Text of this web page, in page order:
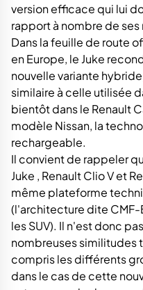
version efficace qui lui
rapport à nombre de ses
Dans la feuille de route
en Europe, le Juke
nouvelle variante
similaire à celle utilisée
bientôt dans le Renault
modèle Nissan, la
rechargeable.
Il convient de rappeler
Juke , Renault Clio V et
même plateforme
(l'architecture dite
les SUV). Il n'est donc
nombreuses similitudes
compris les différents
dans le cas de cette